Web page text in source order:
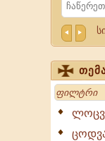
Search
Search